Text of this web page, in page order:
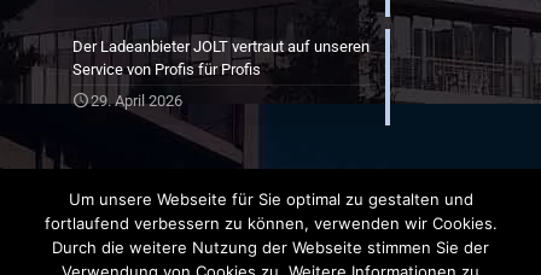
Der Ladeanbieter JOLT vertraut auf unseren
Service von Profis für Profis
29. April 2026
Um unsere Webseite für Sie optimal zu gestalten und
fortlaufend verbessern zu können, verwenden wir Cookies.
Durch die weitere Nutzung der Webseite stimmen Sie der